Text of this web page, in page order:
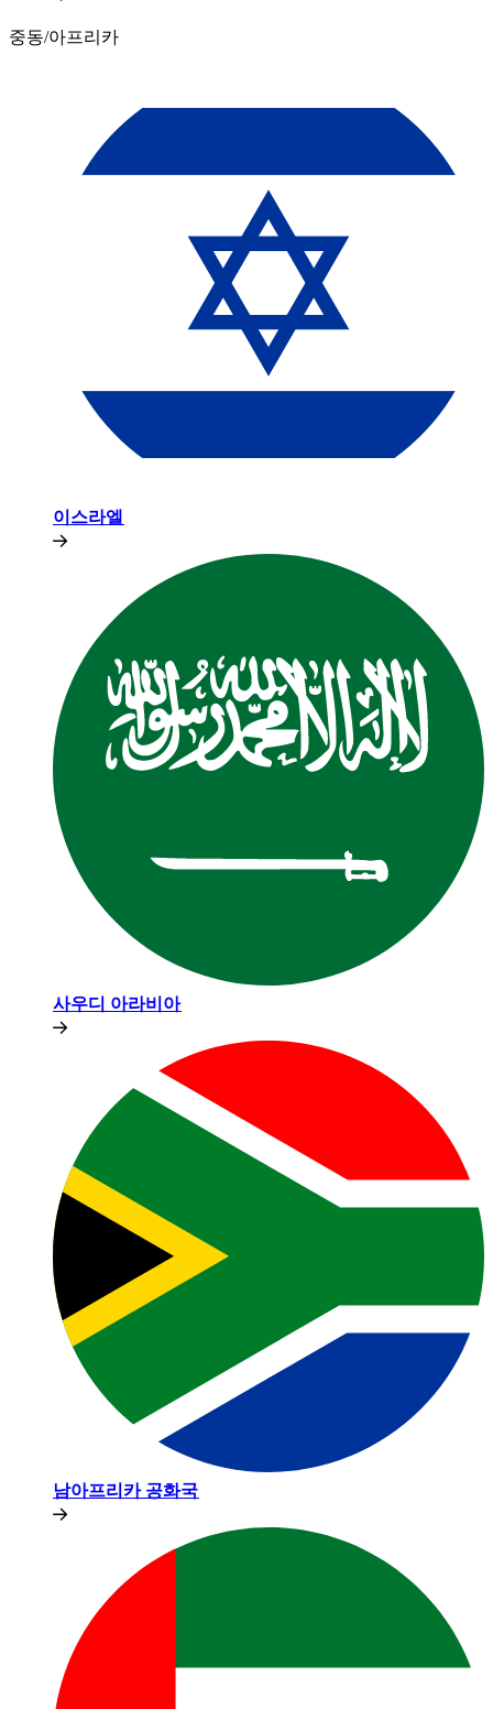
중동/아프리카​​
이스라엘​​
사우디 아라비아​​
남아프리카 공화국​​